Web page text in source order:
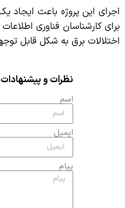
اجرای این پروژه باعث ایجاد
برای کارشناسان فناوری
اختلالات برق به شکل قابل
نظرات و
اسم
ایمیل
پیام